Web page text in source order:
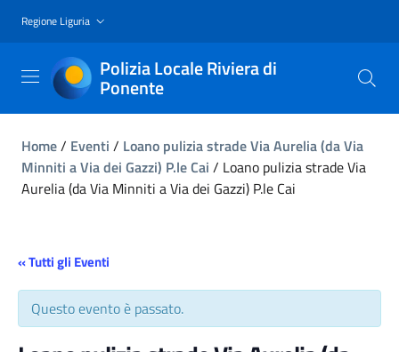
Regione Liguria
Polizia Locale Riviera di
Ponente
Home/ Eventi / Loano pulizia strade Via Aurelia (da Via
Minniti a Via dei Gazzi) P.le Cai / Loano pulizia strade Via
Aurelia (da Via Minniti a Via dei Gazzi) P.le Cai
« Tutti gli Eventi
Questo evento è passato.